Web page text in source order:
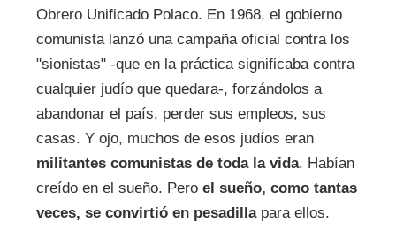
Obrero Unificado Polaco. En 1968, el gobierno
comunista lanzó una campaña oficial contra los
"sionistas" -que en la práctica significaba contra
cualquier judío que quedara-, forzándolos a
abandonar el país, perder sus empleos, sus
casas. Y ojo, muchos de esos judíos eran
militantes comunistas de toda la vida. Habían
creído en el sueño. Pero el sueño, como tantas
veces, se convirtió en pesadillapara ellos.